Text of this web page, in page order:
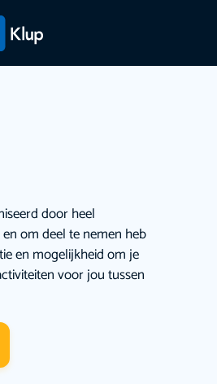
door heel
om deel te nemen heb
en mogelijkheid om je
voor jou tussen